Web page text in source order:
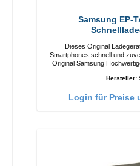
Samsung EP-
Dieses Original
Smartphones schnell und
Original Samsung Hochwertige
Hersteller:
Login für Preise